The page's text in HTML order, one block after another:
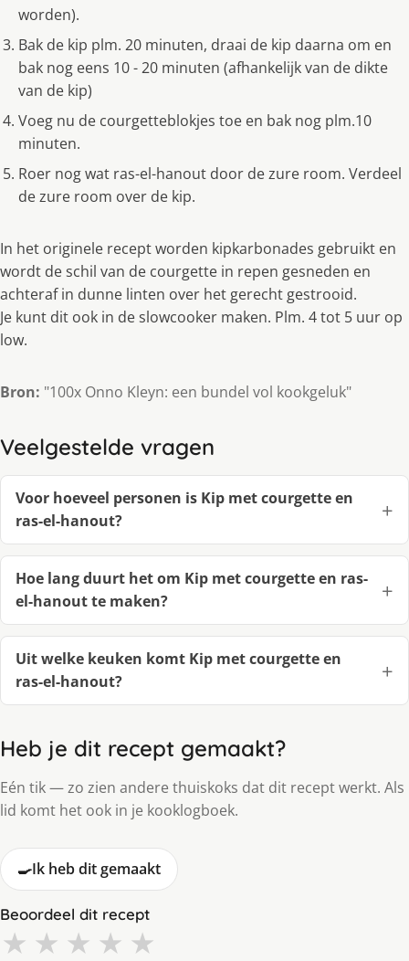
worden).
Bak de kip plm. 20 minuten, draai de kip daarna om en
bak nog eens 10 - 20 minuten (afhankelijk van de dikte
van de kip)
Voeg nu de courgetteblokjes toe en bak nog plm.10
minuten.
Roer nog wat ras-el-hanout door de zure room. Verdeel
de zure room over de kip.
In het originele recept worden kipkarbonades gebruikt en
wordt de schil van de courgette in repen gesneden en
achteraf in dunne linten over het gerecht gestrooid.
Je kunt dit ook in de slowcooker maken. Plm. 4 tot 5 uur op
low.
Bron: "100x Onno Kleyn: een bundel vol kookgeluk"
Veelgestelde vragen
Voor hoeveel personen is Kip met courgette en
ras-el-hanout?
Hoe lang duurt het om Kip met courgette en ras-
el-hanout te maken?
Uit welke keuken komt Kip met courgette en
ras-el-hanout?
Heb je dit recept gemaakt?
Eén tik — zo zien andere thuiskoks dat dit recept werkt. Als
lid komt het ook in je kooklogboek.
🍳Ik heb dit gemaakt
Beoordeel dit recept
★ ★ ★ ★ ★